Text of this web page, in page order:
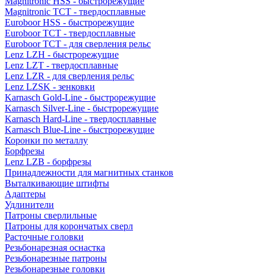
Magnitronic TCT - твердосплавные
Euroboor HSS - быстрорежущие
Euroboor TCT - твердосплавные
Euroboor TCT - для сверления рельс
Lenz LZH - быстрорежущие
Lenz LZT - твердосплавные
Lenz LZR - для сверления рельс
Lenz LZSK - зенковки
Karnasch Gold-Line - быстрорежущие
Karnasch Silver-Line - быстрорежущие
Karnasch Hard-Line - твердосплавные
Karnasch Blue-Line - быстрорежущие
Коронки по металлу
Борфрезы
Lenz LZB - борфрезы
Принадлежности для магнитных станков
Выталкивающие штифты
Адаптеры
Удлинители
Патроны сверлильные
Патроны для корончатых сверл
Расточные головки
Резьбонарезная оснастка
Резьбонарезные патроны
Резьбонарезные головки